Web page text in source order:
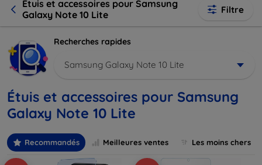
Étuis et accessoires pour Samsung
Galaxy Note 10 Lite
Filtre
Recherches rapides
Samsung Galaxy Note 10 Lite
Étuis et accessoires pour Samsung
Galaxy Note 10 Lite
Recommandés Meilleures ventes Les moins chers